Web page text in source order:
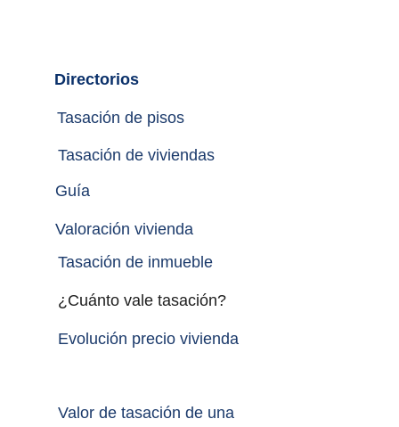
Directorios
Tasación de pisos
Tasación de viviendas
Guía
Valoración vivienda
Tasación de inmueble
Valor de tasación de una
¿Cuánto vale tasación?
Evolución precio vivienda